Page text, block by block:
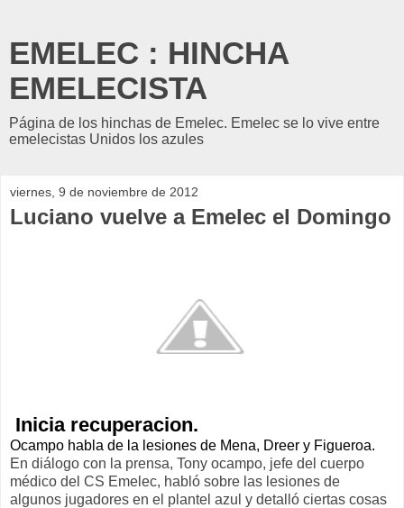
EMELEC : HINCHA
EMELECISTA
Página de los hinchas de Emelec. Emelec se lo vive entre
emelecistas Unidos los azules
viernes, 9 de noviembre de 2012
Luciano vuelve a Emelec el Domingo
Inicia recuperacion.
Ocampo habla de la lesiones de Mena, Dreer y Figueroa.
En diálogo con la prensa, Tony ocampo, jefe del cuerpo
médico del CS Emelec, habló sobre las lesiones de
algunos jugadores en el plantel azul y detalló ciertas cosas